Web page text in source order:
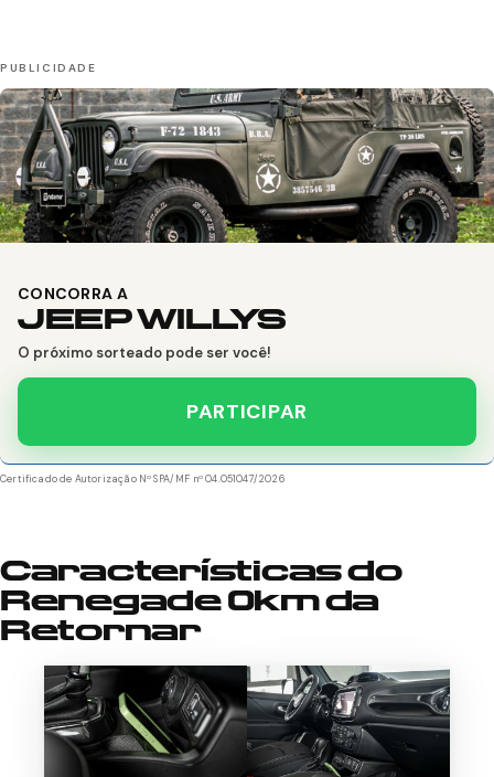
CONCORRA A
JEEP WILLYS
O próximo sorteado pode ser você!
PARTICIPAR
Certificado de Autorização Nº SPA/MF nº 04.051047/2026
Características do
Renegade 0km da
Retornar